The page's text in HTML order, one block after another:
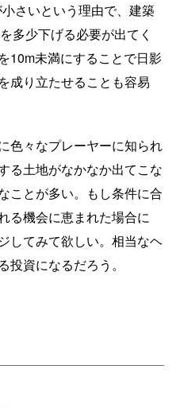
さいという理由で、建築
多少下げる必要が出てく
10m未満にすることで日影
成り立たせることも容易
色々なプレーヤーに知られ
る土地がなかなか出てこな
ことが多い。もし条件に合
る機会に恵まれた場合に
してみて欲しい。相当なヘ
資になるだろう。